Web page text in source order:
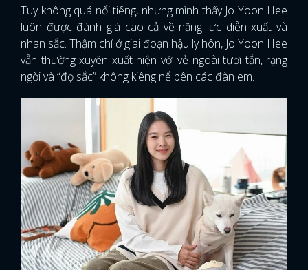
Tuy không quá nổi tiếng, nhưng mình thấy Jo Yoon Hee
luôn được đánh giá cao cả về năng lực diễn xuất và
nhan sắc. Thậm chí ở giai đoạn hậu ly hôn, Jo Yoon Hee
vẫn thường xuyên xuất hiện với vẻ ngoài tươi tắn, rạng
ngời và “đọ sắc” không kiêng nể bên các đàn em.